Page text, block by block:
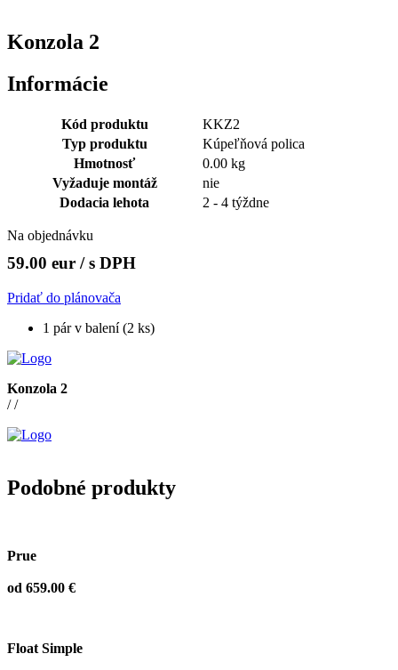
Konzola 2
Informácie
Kód produktu
KKZ2
Typ produktu
Kúpeľňová polica
Hmotnosť
0.00 kg
Vyžaduje montáž
nie
Dodacia lehota
2 - 4 týždne
Na objednávku
59.00 eur / s DPH
Pridať do plánovača
1 pár v balení (2 ks)
Konzola 2
/ /
Podobné produkty
Prue
od 659.00 €
Float Simple